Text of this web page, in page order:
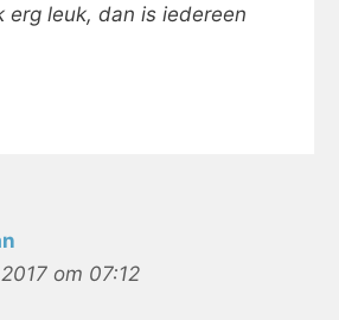
erg leuk, dan is iedereen
om 07:12